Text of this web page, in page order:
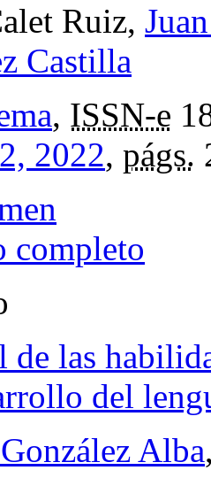
Ruiz,
Castilla
, ISSN-e
2022, págs.
completo
de las
del
Alba